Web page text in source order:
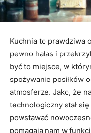
Kuchnia to prawdziwa
pewno hałas i
być to miejsce, w
spożywanie posiłków
atmosferze. Jako, że
technologiczny stał
powstawać
pomagają nam w